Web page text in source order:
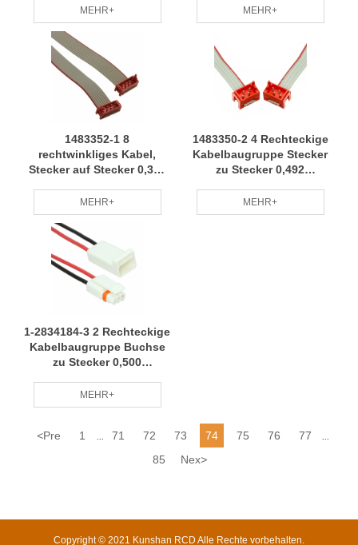
mm, 6,00") Kabelbaum
professionelle Herstellung
angepasst nach Bedarf
RCD
MEHR+
Modellen weit anwendbar
RCD
MEHR+
1483352-1 8
rechtwinkliges Kabel,
Stecker auf Stecker 0,328
anwendbar mit
vollständigen
Spezifikationen RCD
MEHR+
1483350-2 4 Rechteckige
Kabelbaugruppe Stecker
zu Stecker 0,492
Material Stabilität
Leistung RCD
MEHR+
1-2834184-3 2 Rechteckige
Kabelbaugruppe Buchse
zu Stecker 0,500
Leistung Schnelle
Lieferung RCD
MEHR+
<Pre 1 71 72 73 74 75 76 77
85 Nex>
Copyright © 2021 Kunshan RCD Alle Rechte vorbehalten.